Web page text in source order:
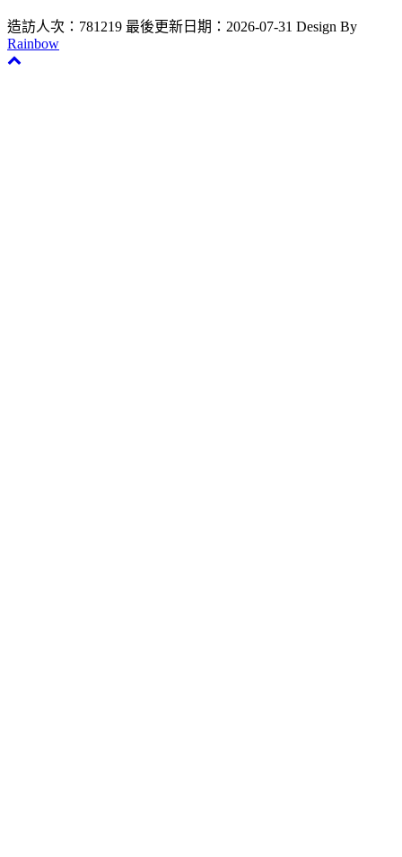
造訪人次：781219 最後更新日期：2026-07-31 Design By
Rainbow